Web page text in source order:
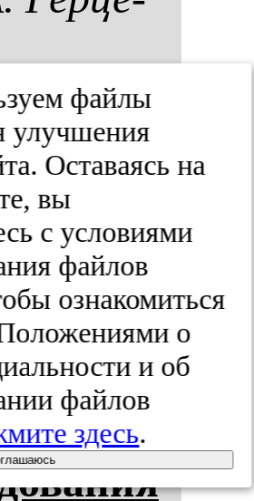
29
трех­
ис­
файлы
улучшения
Оставаясь на
вы
с условиями
файлов
ознакомиться
о
и об
файлов
здесь.